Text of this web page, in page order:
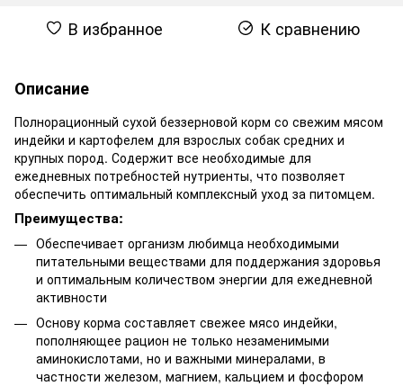
В избранное К сравнению
Описание
Полнорационный сухой беззерновой корм со свежим мясом
индейки и картофелем для взрослых собак средних и
крупных пород. Содержит все необходимые для
ежедневных потребностей нутриенты, что позволяет
обеспечить оптимальный комплексный уход за питомцем.
Преимущества:
Обеспечивает организм любимца необходимыми
питательными веществами для поддержания здоровья
и оптимальным количеством энергии для ежедневной
активности
Основу корма составляет свежее мясо индейки,
пополняющее рацион не только незаменимыми
аминокислотами, но и важными минералами, в
частности железом, магнием, кальцием и фосфором